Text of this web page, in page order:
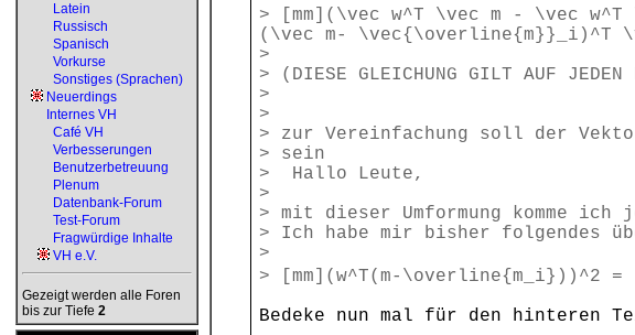
Latein
Russisch
Spanisch
Vorkurse
Sonstiges (Sprachen)
Neuerdings
Internes VH
Café VH
Verbesserungen
Benutzerbetreuung
Plenum
Datenbank-Forum
Test-Forum
Fragwürdige Inhalte
VH e.V.
Gezeigt werden alle Foren
bis zur Tiefe 2
> [mm](\vec w^T \vec m - \vec
(\vec m- \vec{\overline{m}}_i)^T
>
> (DIESE GLEICHUNG GILT AUF JEDEN
>
>
> zur Vereinfachung soll der
> sein
> Hallo Leute,
>
> mit dieser Umformung komme
> Ich habe mir bisher folgendes
>
> [mm](w^T(m-\overline{m_i}))^2
Bedeke nun mal für den hinteren